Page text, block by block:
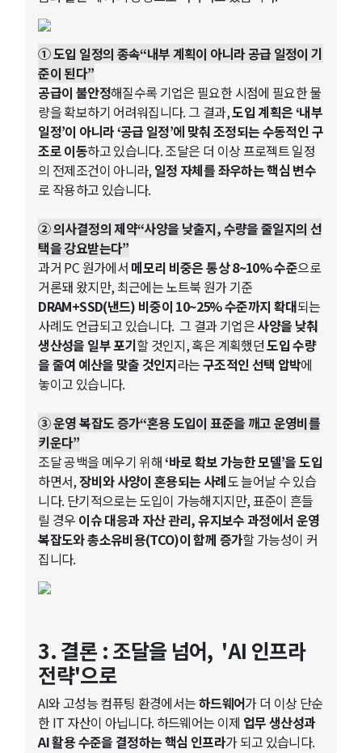
① 도입 일정의 종속“내부 계획이 아니라 공급 일정이 기
준이 된다”
공급이 불안정해질수록 기업은 필요한 시점에 필요한 물
량을 확보하기 어려워집니다. 그 결과,도입 계획은 ‘내부
일정’이 아니라 ‘공급 일정’에 맞춰 조정되는 수동적인 구
조로 이동하고 있습니다. 조달은 더 이상 프로젝트 일정
의 전제조건이 아니라,일정 자체를 좌우하는 핵심 변수
로 작용하고 있습니다.
② 의사결정의 제약“사양을 낮출지, 수량을 줄일지의 선
택을 강요받는다”
과거 PC 원가에서 메모리 비중은 통상 8~10% 수준으로
거론돼 왔지만, 최근에는 노트북 원가 기준
DRAM+SSD(낸드) 비중이 10~25% 수준까지 확대되는
사례도 언급되고 있습니다. 그 결과 기업은사양을 낮춰
생산성을 일부 포기할 것인지, 혹은 계획했던도입 수량
을 줄여 예산을 맞출 것인지라는구조적인 선택 압박에
놓이고 있습니다.
③ 운영 복잡도 증가“혼용 도입이 표준을 깨고 운영비를
키운다”
조달 공백을 메우기 위해‘바로 확보 가능한 모델’을 도입
하면서,장비와 사양이 혼용되는 사례도 늘어날 수 있습
니다. 단기적으로는 도입이 가능해지지만, 표준이 흔들
릴 경우 이슈 대응과 자산 관리, 유지보수 과정에서 운영
복잡도와 총소유비용(TCO)이 함께 증가할 가능성이 커
집니다.
3. 결론 : 조달을 넘어, 'AI 인프라
전략'으로
AI와 고성능 컴퓨팅 환경에서는하드웨어가 더 이상 단순
한 IT 자산이 아닙니다. 하드웨어는 이제 업무 생산성과
AI 활용 수준을 결정하는 핵심 인프라가 되고 있습니다.